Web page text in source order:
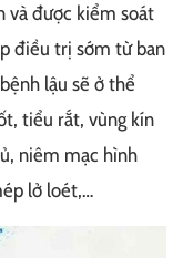
và được kiểm soát
điều trị sớm từ ban
lậu sẽ ở thể
tiểu rắt, vùng kín
niêm mạc hình
lở loét,…